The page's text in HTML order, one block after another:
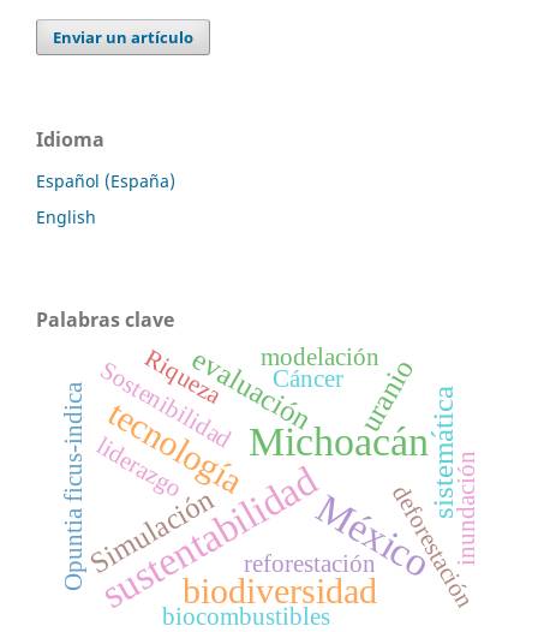
Enviar un artículo
Idioma
Español (España)
English
Palabras clave
sustentabilidad
Michoacán
México
biodiversidad
tecnología
evaluación
Simulación
sistemática
uranio
deforestación
biocombustibles
Opuntia ficus-indica reforestación
Sostenibilidad
inundación
modelación
liderazgo
Riqueza Cáncer